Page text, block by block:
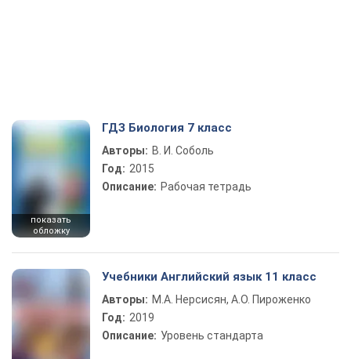
показать
обложку
ГДЗ Биология 7 класс
Авторы: В. И. Соболь
Год: 2015
Описание: Рабочая тетрадь
Учебники Английский язык 11 класс
Авторы: М.А. Нерсисян, А.О. Пироженко
Год: 2019
Описание: Уровень стандарта